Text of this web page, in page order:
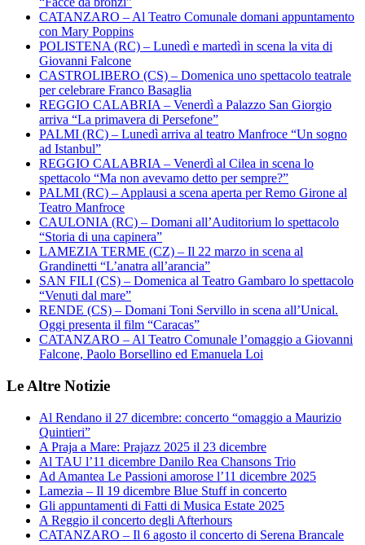
CATANZARO – Al Teatro Comunale domani appuntamento
con Mary Poppins
POLISTENA (RC) – Lunedì e martedì in scena la vita di
Giovanni Falcone
CASTROLIBERO (CS) – Domenica uno spettacolo teatrale
per celebrare Franco Basaglia
REGGIO CALABRIA – Venerdì a Palazzo San Giorgio
arriva “La primavera di Persefone”
PALMI (RC) – Lunedì arriva al teatro Manfroce “Un sogno
ad Istanbul”
REGGIO CALABRIA – Venerdì al Cilea in scena lo
spettacolo “Ma non avevamo detto per sempre?”
PALMI (RC) – Applausi a scena aperta per Remo Girone al
Teatro Manfroce
CAULONIA (RC) – Domani all’Auditorium lo spettacolo
“Storia di una capinera”
LAMEZIA TERME (CZ) – Il 22 marzo in scena al
Grandinetti “L’anatra all’arancia”
SAN FILI (CS) – Domenica al Teatro Gambaro lo spettacolo
“Venuti dal mare”
RENDE (CS) – Domani Toni Servillo in scena all’Unical.
Oggi presenta il film “Caracas”
CATANZARO – Al Teatro Comunale l’omaggio a Giovanni
Falcone, Paolo Borsellino ed Emanuela Loi
Le Altre Notizie
Al Rendano il 27 dicembre: concerto “omaggio a Maurizio
Quintieri”
A Praja a Mare: Prajazz 2025 il 23 dicembre
Al TAU l’11 dicembre Danilo Rea Chansons Trio
Ad Amantea Le Passioni amorose l’11 dicembre 2025
Lamezia – Il 19 dicembre Blue Stuff in concerto
Gli appuntamenti di Fatti di Musica Estate 2025
A Reggio il concerto degli Afterhours
CATANZARO – Il 6 agosto il concerto di Serena Brancale